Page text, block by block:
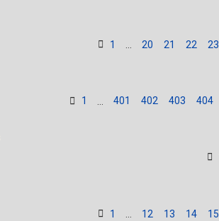
1 20 21 22 23
1 401 402 403 404
1 … 12 13 14 15